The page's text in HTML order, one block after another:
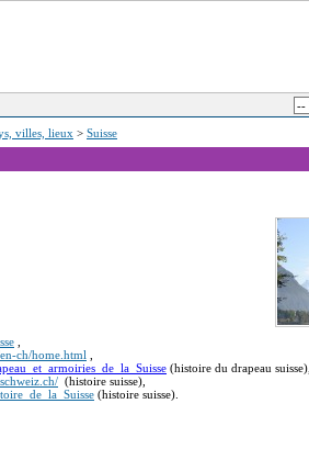
villes, lieux > Suisse
ch/home.html
(histoire du drapeau suisse),
(histoire suisse),
(histoire suisse).